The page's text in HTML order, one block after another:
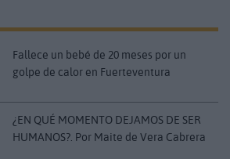
Fallece un bebé de 20 meses por un
golpe de calor en Fuerteventura
¿EN QUÉ MOMENTO DEJAMOS DE SER
HUMANOS?. Por Maite de Vera Cabrera